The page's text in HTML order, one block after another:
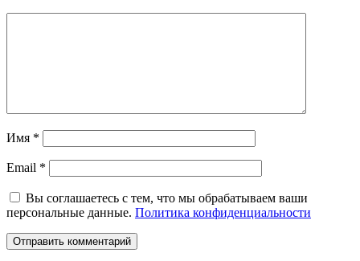
Имя *
Email *
Вы соглашаетесь с тем, что мы обрабатываем ваши
персональные данные. Политика конфиденциальности